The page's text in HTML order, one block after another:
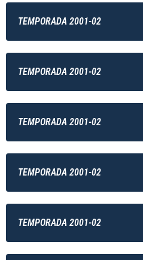
TEMPORADA 2001-02
TEMPORADA 2001-02
TEMPORADA 2001-02
TEMPORADA 2001-02
TEMPORADA 2001-02